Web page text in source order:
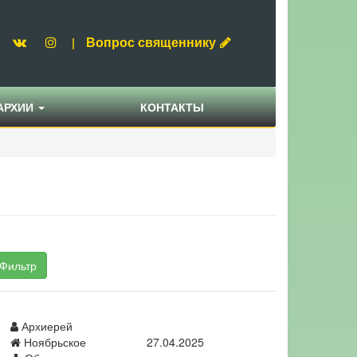
| Вопрос священнику
КОНТАКТЫ
Фильтр
Архиерей
Ноябрьское
27.04.2025